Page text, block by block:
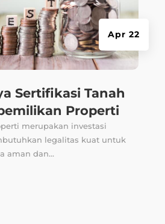
Sertifikasi Tanah
Properti
Apr 22
merupakan investasi
legalitas kuat untuk
aman dan...